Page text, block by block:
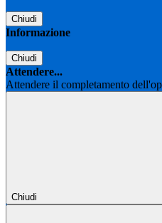
Chiudi
Informazione
Chiudi
Attendere...
Attendere il completamento
Chiudi